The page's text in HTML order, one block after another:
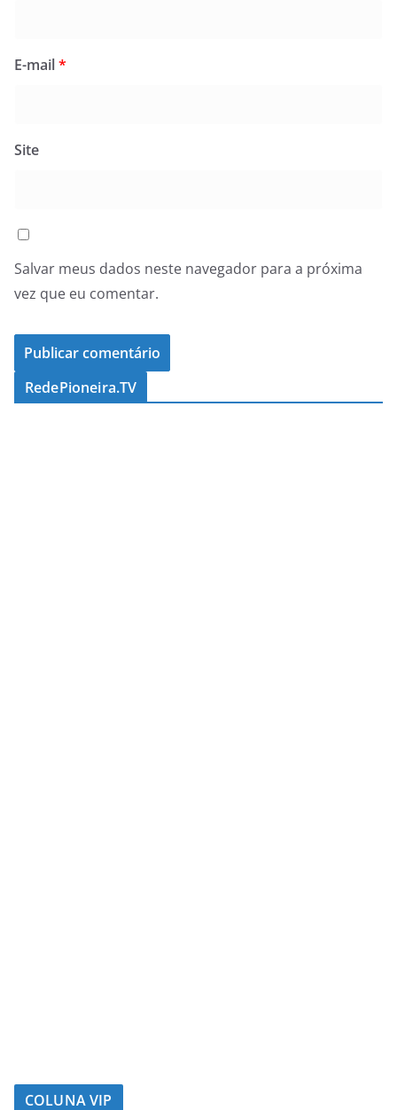
E-mail*
Site
Salvar meus dados neste navegador para a próxima
vez que eu comentar.
RedePioneira.TV
COLUNA VIP